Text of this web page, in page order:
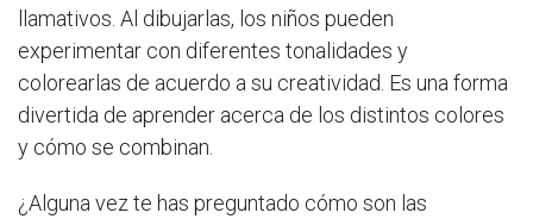
llamativos. Al dibujarlas, los niños pueden
experimentar con diferentes tonalidades y
colorearlas de acuerdo a su creatividad. Es una forma
divertida de aprender acerca de los distintos colores
y cómo se combinan.
¿Alguna vez te has preguntado cómo son las